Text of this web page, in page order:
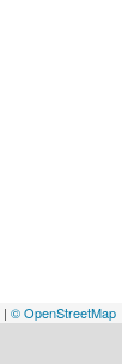
| © OpenStreetMap